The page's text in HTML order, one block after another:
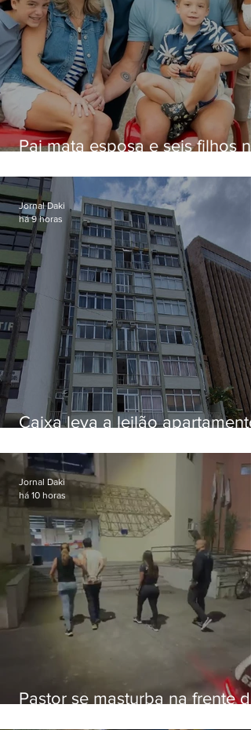
Pai mata esposa e seis filhos
Caixa leva a leilão apartamento
Botafogo
Jornal Daki
há 9 horas
Pastor se masturba na frente de
Jornal Daki
há 10 horas